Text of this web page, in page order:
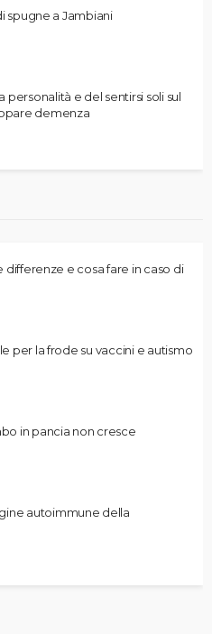
spugne a Jambiani
personalità e del sentirsi soli sul
demenza
differenze e cosa fare in caso di
per la frode su vaccini e autismo
in pancia non cresce
autoimmune della